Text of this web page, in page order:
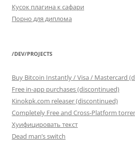
Кусок плагина к сафари
Порно для диплома
/DEV/PROJECTS
Buy Bitcoin Instantly / Visa / Mastercard
Free in-app purchases (discontinued)
Kinokpk.com releaser (discontinued)
Completely Free and Cross-Platform
Хуифицировать текст
Dead man’s switch